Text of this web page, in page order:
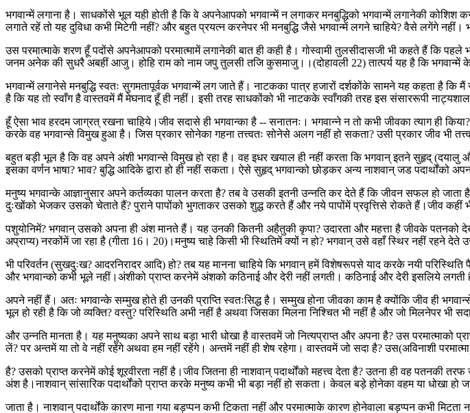
भगवान्में लगाना है। साधकोंसे भूल यही होती है कि वे अपनेआपको भगवान्में न लगाकर मनबुद्धिको भगवान्में लगानेकी
लगाते रहें तो यह दुविधा कभी मिटेगी नहीं? और बहुत प्रयत्न करनेपर भी मनबुद्धि जैसे भगवान्में लगने चाहिये? वैसे लगेंगे
उस परमात्माके शरण हूँ पदोंसे अपनेआपको परमात्मामें लगानेकी बात ही कही है। गोस्वामी तुलसीदासजी भी कहते हैं कि
जनम अनेक की सुधरै अबहीं आजु। होहि राम को नाम जपु तुलसी तजि कुसमाजु।।(दोहावली 22) तात्पर्य यह है कि
भगवान्में लगानेसे मनबुद्धि स्वतः सुगमतापूर्वक भगवान्में लग जाते हैं। नाटकका पात्र हजारों दर्शकोंके सामने यह कहता है
है कि यह तो स्वाँग है वास्तवमें मैं मेघनाद हूँ ही नहीं। इसी तरह साधकोंको भी नाटकके स्वाँगकी तरह इस संसाररूपी
हूँ ऐसा भाव हरदम जाग्रत् रखना चाहिये।जीव सदासे ही भगवान्का है -- सनातनः। भगवान्ने न तो कभी जीवका त्याग ही
करके वह भगवान्से विमुख हुआ है। जिस प्रकार सोनेका गहना तत्त्वतः सोनेसे अलग नहीं हो सकता? उसी प्रकार जीव भी
बहुत बड़ी भूल है कि वह अपने अंशी भगवान्से विमुख हो रहा है। वह इधर खयाल ही नहीं करता कि भगवान् इतने सुहृद् (दयालु
इसका वर्णन भाषा? भाव? बुद्धि आदिके द्वारा हो ही नहीं सकता। ऐसे सुहृद् भगवान्को छोड़कर अन्य नाशवान् जड पदार्थोंको
मनुष्य भगवान्के आज्ञानुसार अपने कर्तव्यका पालन करता है? तब वे उसकी इतनी उन्नति कर देते हैं कि जीवन सफल हो
दुःखोंको भेजकर उसको चेताते हैं? पुराने पापोंको भुगताकर उसको शुद्ध करते हैं और नये पापोंमें प्रवृत्तिसे रोकते हैं।जीव कहीं
पशुयोनिमें? भगवान् उसको अपना ही अंश मानते हैं। यह उनकी कितनी अहैतुकी कृपा? उदारता और महत्ता है जीवके पतनको
अप्राप्य) नरकोंमें जा रहा है (गीता 16। 20)।मनुष्य चाहे किसी भी स्थितिमें क्यों न हो? भगवान् उसे वहाँ स्थिर नहीं रहने
भी परिवर्तन (सुखदुःख? आदरनिरादर आदि) हो? तब यह मानना चाहिये कि भगवान् हमें विशेषरूपसे याद करके नयी
और भगवान्को कभी भूले नहीं।अंशीको प्राप्त करनेमें अंशको कठिनाई और देरी नहीं लगती। कठिनाई और देरी इसलिये
अपने नहीं हैं। अतः भगवान्के सम्मुख होते ही उनकी प्राप्ति स्वतःसिद्ध है। सम्मुख होना जीवका काम है क्योंकि जीव ही
भूल हो रही है कि जो व्यक्ति? वस्तु? परिस्थिति अभी नहीं है अथवा जिसका मिलना निश्चित भी नहीं है और जो मिलनेपर भी
और उन्नति मानता है। यह मनुष्यका अपने साथ बड़ा भारी धोखा है वास्तवमें जो नित्यप्राप्त और अपना है? उस परमात्माको
लें? पर अन्तमें या तो वे नहीं रहेंगे अथवा हम नहीं रहेंगे। अन्तमें नहीं ही शेष रहेगा। वास्तवमें जो सदा है? उस(अविनाशी
है? उसको प्राप्त करनेमें कोई शूरवीरता नहीं है।जीव जितना ही नाशवान् पदार्थोंको महत्त्व देता है? उतना ही वह पतनकी
अंश है।नाशवान् सांसारिक पदार्थोंको प्राप्त करके मनुष्य कभी भी बड़ा नहीं हो सकता। केवल बड़े होनेका वहम या धोखा हो
जाता है। नाशवान् पदार्थोंके कारण माना गया बड़प्पन कभी टिकता नहीं और परमात्माके कारण होनेवाला बड़प्पन कभी